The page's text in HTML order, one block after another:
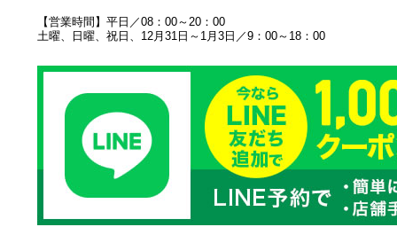
【営業時間】平日／08：00～20：00
土曜、日曜、祝日、12月31日～1月3日／9：00～18：00